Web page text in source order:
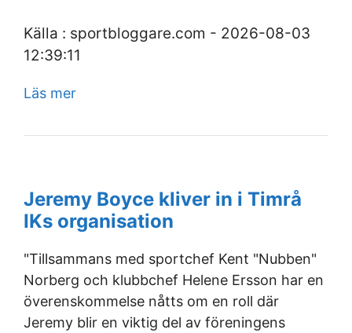
Källa : sportbloggare.com - 2026-08-03
12:39:11
Läs mer
Jeremy Boyce kliver in i Timrå
IKs organisation
"Tillsammans med sportchef Kent "Nubben"
Norberg och klubbchef Helene Ersson har en
överenskommelse nåtts om en roll där
Jeremy blir en viktig del av föreningens